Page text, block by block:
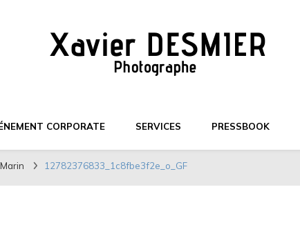
CORPORATE SERVICES PRESSBOOK
12782376833_1c8fbe3f2e_o_GF